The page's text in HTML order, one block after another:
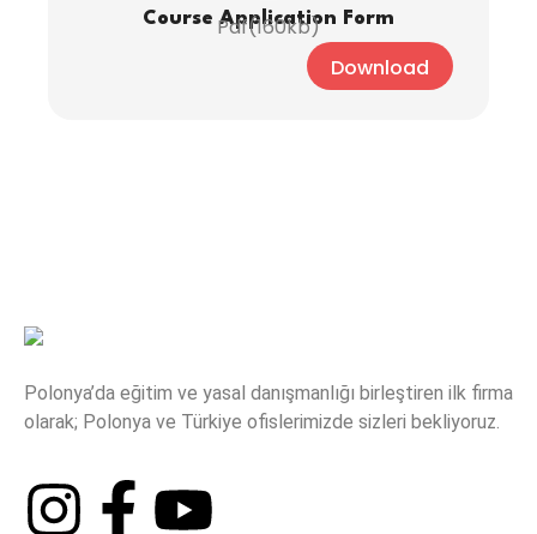
Course Application Form
Pdf(160kb)
Download
Polonya’da eğitim ve yasal danışmanlığı birleştiren ilk firma
olarak; Polonya ve Türkiye ofislerimizde sizleri bekliyoruz.